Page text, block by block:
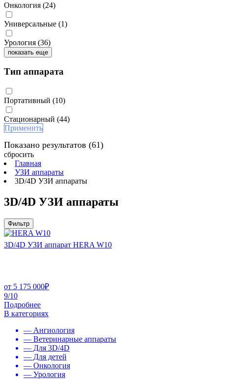
Онкология (24)
Универсальные (1)
Урология (36)
показать еще
Тип аппарата
Портативный (10)
Стационарный (44)
Применить
Показано результатов (61)
сбросить
Главная
УЗИ аппараты
3D/4D УЗИ аппараты
3D/4D УЗИ аппараты
Фильтр
3D/4D УЗИ аппарат HERA W10
от 5 175 000₽
9/10
Подробнее
В категориях
— Ангиология
— Ветеринарные аппараты
— Для 3D/4D
— Для детей
— Онкология
— Урология